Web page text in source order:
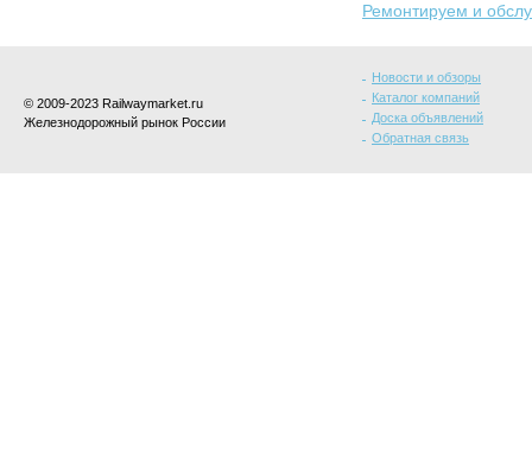
Ремонтируем и
© 2009-2023 Railwaymarket.ru
Железнодорожный рынок России
Новости и обзоры
Каталог компаний
Доска объявлений
Обратная связь